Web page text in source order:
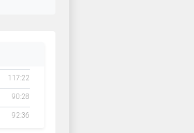
117:22
90:28
92:36